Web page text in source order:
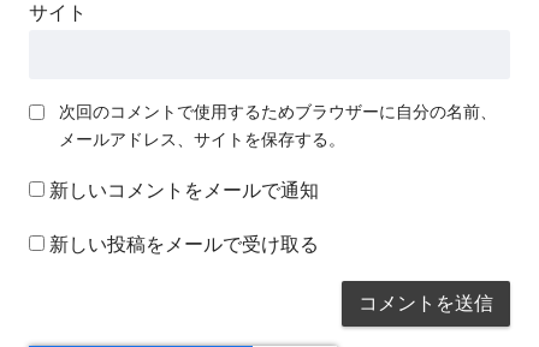
サイト
次回のコメントで使用するためブラウザーに自分の名前、
メールアドレス、サイトを保存する。
新しいコメントをメールで通知
新しい投稿をメールで受け取る